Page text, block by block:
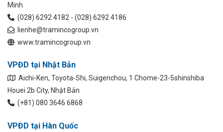
Minh
(028) 6292 4182 - (028) 6292 4186
lienhe@tramincogroup.vn
www.tramincogroup.vn
VPĐD tại Nhật Bản
Aichi-Ken, Toyota-Shi, Suigenchou, 1 Chome-23-5shinshiba
Houei 2b City, Nhật Bản
(+81) 080 3646 6868
VPĐD tại Hàn Quốc